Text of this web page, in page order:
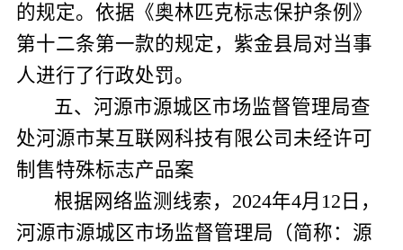
的规定。依据《奥林匹克标志保护条例》
第十二条第一款的规定，紫金县局对当事
人进行了行政处罚。
五、河源市源城区市场监督管理局查
处河源市某互联网科技有限公司未经许可
制售特殊标志产品案
根据网络监测线索， 2024年4月 12 日，
河源市源城区市场监督管理局（简称：源